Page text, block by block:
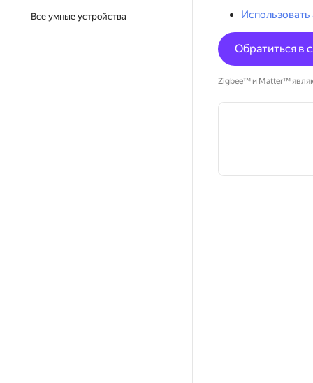
Все умные устройства
Обратиться в
Zigbee™ и Matter™